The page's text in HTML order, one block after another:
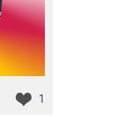
1